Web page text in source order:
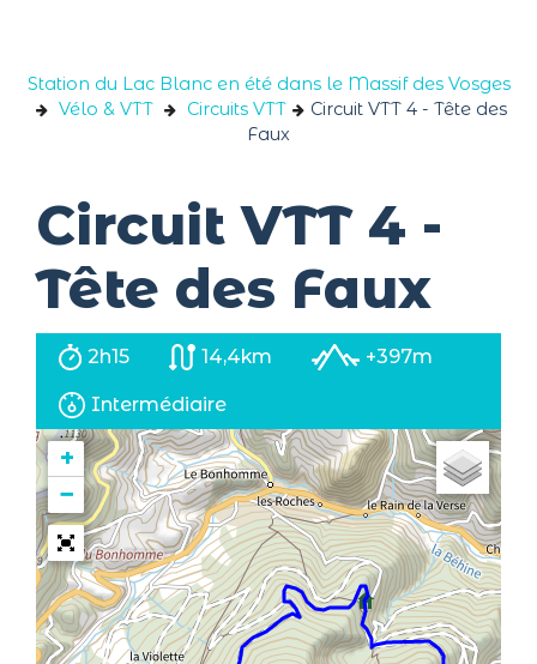
Station du Lac Blanc en été dans le Massif des Vosges
Vélo & VTT
Circuits VTT
Circuit VTT 4 - Tête des
Faux
Circuit VTT 4 -
Tête des Faux
2h15 14,4km +397m
Intermédiaire
+
−